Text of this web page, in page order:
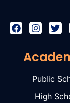
Public
High